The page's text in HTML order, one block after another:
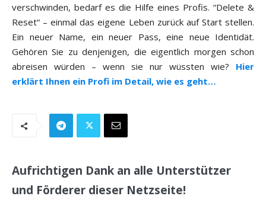
verschwinden, bedarf es die Hilfe eines Profis. “Delete &
Reset“ – einmal das eigene Leben zurück auf Start stellen.
Ein neuer Name, ein neuer Pass, eine neue Identidät.
Gehören Sie zu denjenigen, die eigentlich morgen schon
abreisen würden – wenn sie nur wüssten wie? Hier
erklärt Ihnen ein Profi im Detail, wie es geht…
Aufrichtigen Dank an alle Unterstützer
und Förderer dieser Netzseite!